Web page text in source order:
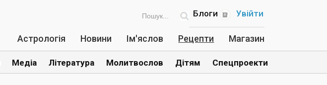
Увійти
Блоги
Астрологія Новини Ім'яслов Рецепти Магазин
Медіа Література Молитвослов Дітям Спецпроекти